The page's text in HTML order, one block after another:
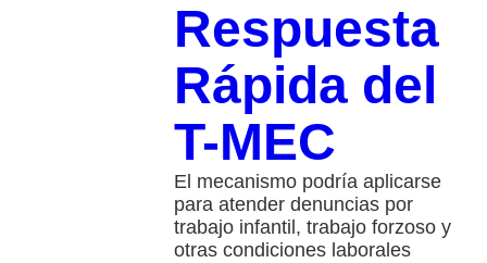
Respuesta
Rápida del
T-MEC
El mecanismo podría aplicarse
para atender denuncias por
trabajo infantil, trabajo forzoso y
otras condiciones laborales